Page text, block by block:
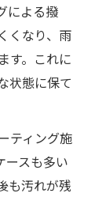
による撥
くなり、雨
す。これに
状態に保て
ティング施
ースも多い
も汚れが残